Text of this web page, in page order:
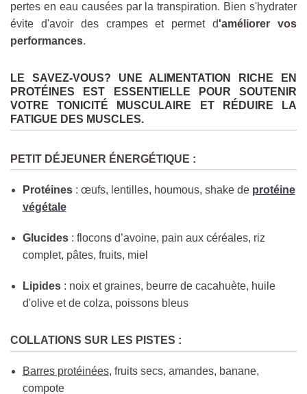
pertes en eau causées par la transpiration. Bien s'hydrater
évite d'avoir des crampes et permet d'améliorer vos
performances.
LE SAVEZ-VOUS? UNE ALIMENTATION RICHE EN
PROTÉINES EST ESSENTIELLE POUR SOUTENIR
VOTRE TONICITÉ MUSCULAIRE ET RÉDUIRE LA
FATIGUE DES MUSCLES.
PETIT DÉJEUNER ÉNERGÉTIQUE :
Protéines: œufs, lentilles, houmous, shake de protéine
végétale
Glucides: flocons d’avoine, pain aux céréales, riz
complet, pâtes, fruits, miel
Lipides: noix et graines, beurre de cacahuète, huile
d'olive et de colza, poissons bleus
COLLATIONS SUR LES PISTES :
Barres protéinées, fruits secs, amandes, banane,
compote